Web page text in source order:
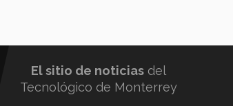
El sitio de noticias del
Tecnológico de Monterrey